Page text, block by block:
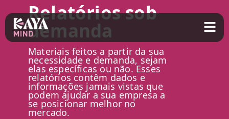
Relatórios sob
demanda
Materiais feitos a partir da sua
necessidade e demanda, sejam
elas específicas ou não. Esses
relatórios contêm dados e
informações jamais vistas que
podem ajudar a sua empresa a
se posicionar melhor no
mercado.